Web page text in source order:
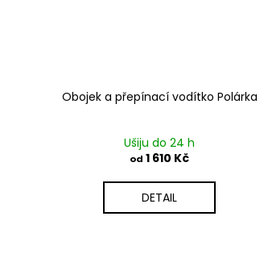
Obojek a přepínací vodítko Polárka
Ušiju do 24 h
od 1 610 Kč
DETAIL